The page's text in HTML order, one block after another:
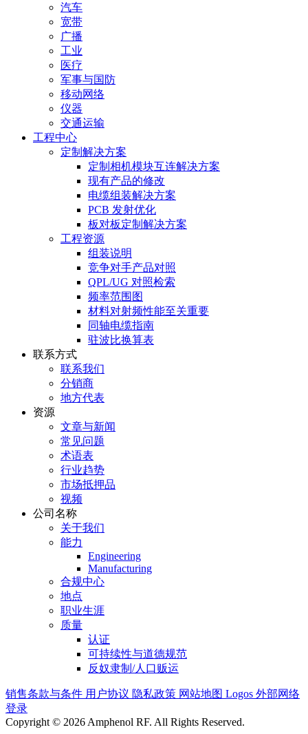
汽车
宽带
广播
工业
医疗
军事与国防
移动网络
仪器
交通运输
工程中心
定制解决方案
定制相机模块互连解决方案
现有产品的修改
电缆组装解决方案
PCB 发射优化
板对板定制解决方案
工程资源
组装说明
竞争对手产品对照
QPL/UG 对照检索
频率范围图
材料对射频性能至关重要
同轴电缆指南
驻波比换算表
联系方式
联系我们
分销商
地方代表
资源
文章与新闻
常见问题
术语表
行业趋势
市场抵押品
视频
公司名称
关于我们
能力
Engineering
Manufacturing
合规中心
地点
职业生涯
质量
认证
可持续性与道德规范
反奴隶制/人口贩运
销售条款与条件 用户协议 隐私政策 网站地图 Logos 外部网络
登录
Copyright © 2026 Amphenol RF. All Rights Reserved.